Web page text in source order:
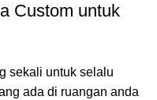
Custom untuk
sekali untuk selalu
ada di ruangan anda